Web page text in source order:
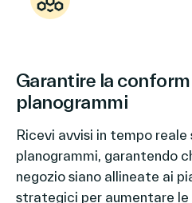
Garantire la
planogrammi
Ricevi avvisi in tempo
planogrammi, garantendo
negozio siano allineate ai
strategici per aumentare